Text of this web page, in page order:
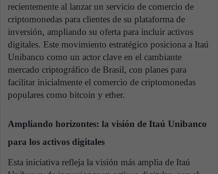
recientemente al lanzar un servicio de comercio de
criptomonedas para clientes de su plataforma de
inversión, ampliando su oferta para incluir activos
digitales. Este movimiento estratégico posiciona a Itaú
Unibanco como un actor clave en el cambiante
mercado criptográfico de Brasil, con planes para
facilitar inicialmente el comercio de criptomonedas
populares como bitcoin y ether.
Ampliando horizontes: la visión de Itaú Unibanco
para los activos digitales
Esta iniciativa refleja la visión más amplia de Itaú